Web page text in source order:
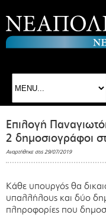
Επιλογή
2 δημοσιογράφοι
Αναρτήθηκε στις 29/07/2019
Κάθε υπουργός θα
υπαλλήλους και δύο
πληροφορίες που